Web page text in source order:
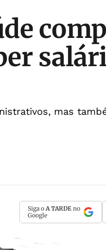
mas
Siga o A TARDE no
Google